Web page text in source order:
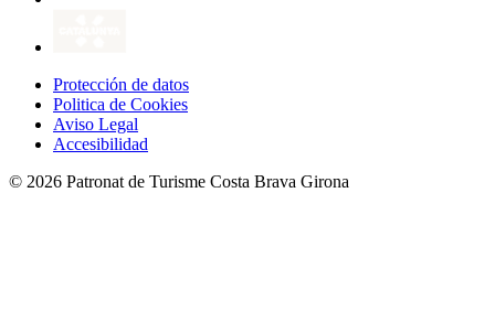
Protección de datos
Politica de Cookies
Aviso Legal
Accesibilidad
© 2026 Patronat de Turisme Costa Brava Girona